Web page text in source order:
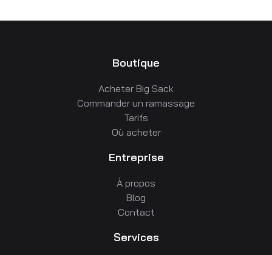
Boutique
Acheter Big Sack
Commander un ramassage
Tarifs
Où acheter
Entreprise
À propos
Blog
Contact
Services